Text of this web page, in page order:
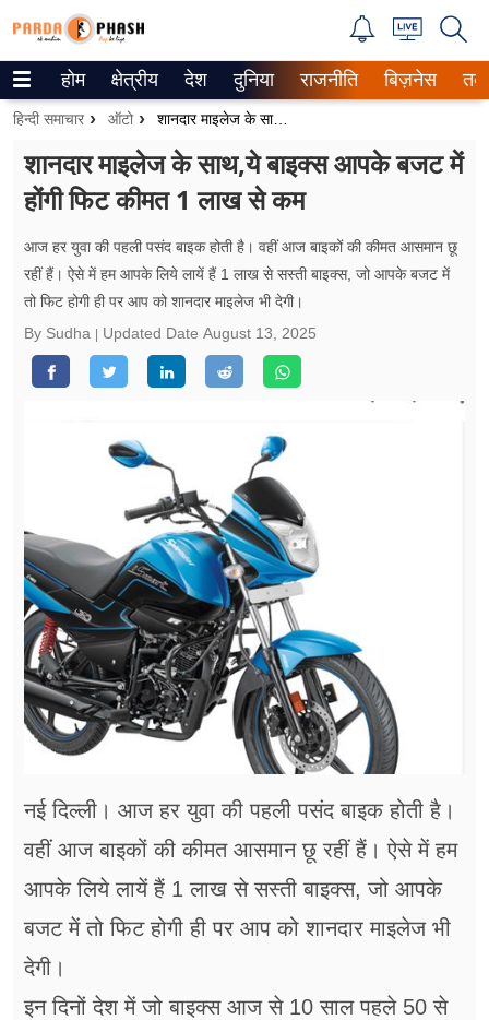
Trending on Google News
वेब स्टोरीज
उत्तर प्रदेश
गैलरी
वीडियो
सेहत
ब्‍यूटी
जॉब्स
शिक्षा
अन्य खबरें
होम क्षेत्रीय देश दुनिया राजनीति बिज़नेस
हिन्दी समाचार ऑटो शानदार माइलेज के साथ,ये बाइक्स आपके बजट में होंगी फिट कीमत 1 लाख से कम
शानदार माइलेज के साथ,ये बाइक्स आपके बजट में
होंगी फिट कीमत 1 लाख से कम
आज हर युवा की पहली पसंद बाइक होती है। वहीं आज बाइकों की कीमत आसमान छू
रहीं हैं। ऐसे में हम आपके लिये लायें हैं 1 लाख से सस्ती बाइक्स, जो आपके बजट में
तो फिट होगी ही पर आप को शानदार माइलेज भी देगी।
By Sudha
Updated Date August 13, 2025
नई दिल्ली। आज हर युवा की पहली पसंद बाइक होती है।
वहीं आज बाइकों की कीमत आसमान छू रहीं हैं। ऐसे में हम
आपके लिये लायें हैं 1 लाख से सस्ती बाइक्स, जो आपके
बजट में तो फिट होगी ही पर आप को शानदार माइलेज भी
देगी।
इन दिनों देश में जो बाइक्स आज से 10 साल पहले 50 से